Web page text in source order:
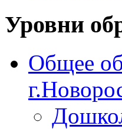
Уровни
Общее